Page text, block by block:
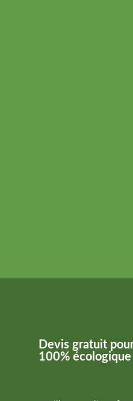
Devis gratuit
100% écologique